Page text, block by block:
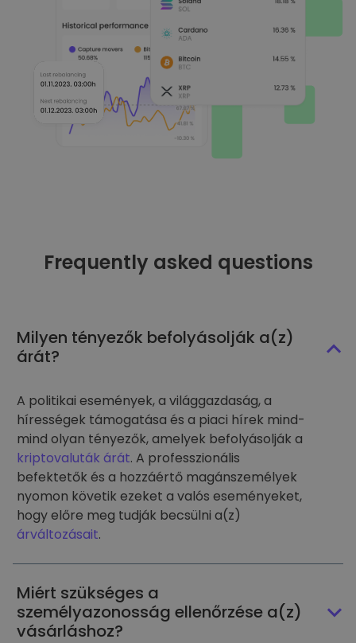
Frequently asked questions
Milyen tényezők befolyásolják a(z)
árát?
A politikai események, a világgazdaság, a
hírességek támogatása és a piaci hírek mind-
mind olyan tényezők, amelyek befolyásolják a
kriptovaluták árát. A professzionális
befektetők és a hozzáértő magánszemélyek
nyomon követik ezeket a valós eseményeket,
hogy előre meg tudják becsülni a(z)
árváltozásait.
Miért szükséges a
személyazonosság ellenőrzése a(z)
vásárláshoz?